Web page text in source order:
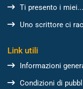
Ti presento i
Uno scrittore ci
Link utili
Informazioni
Condizioni di